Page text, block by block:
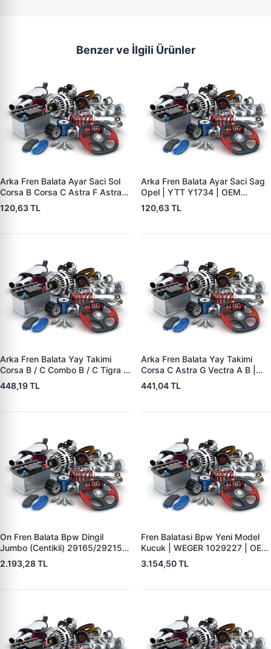
Benzer ve İlgili Ürünler
Arka Fren Balata Ayar Saci Sol
Corsa B Corsa C Astra F Astra G
Astra H Vectra B Tigra B | YTT
Y1735 | OEM 556440
120,63 TL
Arka Fren Balata Ayar Saci Sag
Opel | YTT Y1734 | OEM
556441
120,63 TL
Arka Fren Balata Yay Takimi
Corsa B / C Combo B / C Tigra A
| YTT Y1727 | OEM 1605988
448,19 TL
Arka Fren Balata Yay Takimi
Corsa C Astra G Vectra A B |
YTT Y1726 | OEM 1605985
441,04 TL
On Fren Balata Bpw Dingil
Jumbo (Centikli) 29165/29215 |
WEGER 10041-2 | OEM
0509290050 0980102750
2.193,28 TL
Fren Balatasi Bpw Yeni Model
Kucuk | WEGER 1029227 | OEM
509290120 29227
3.154,50 TL